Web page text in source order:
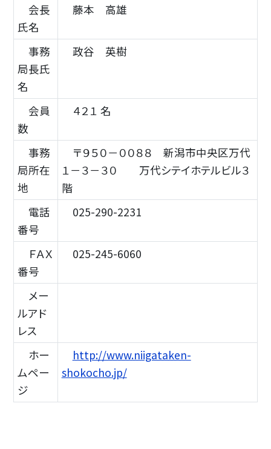
会長
氏名
藤本 高雄
事務
局長氏
名
政谷 英樹
会員
数
４２１ 名
事務
局所在
地
〒９５０－００８８ 新潟市中央区万代
１－３－３０ 万代シテイホテルビル３
階
電話
番号
025-290-2231
ＦＡＸ
番号
025-245-6060
メー
ルアド
レス
ホー
ムペー
ジ
http://www.niigataken-
shokocho.jp/